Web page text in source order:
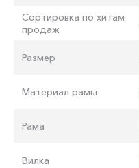
Сортировка по хитам
продаж
Размер
Материал рамы
Рама
Вилка